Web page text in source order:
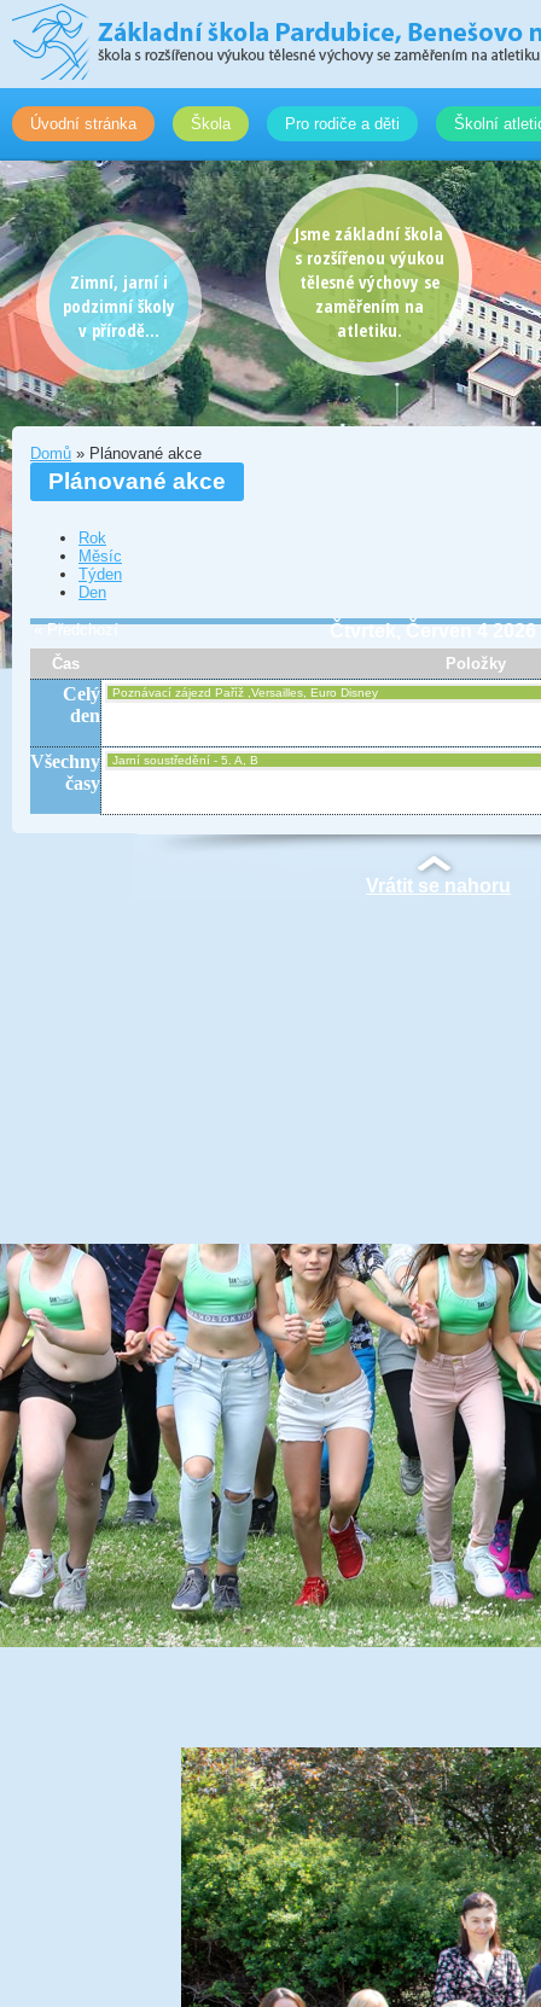
Úvodní stránka Škola Pro rodiče a děti Školní
Zimní, jarní i
podzimní školy
v přírodě...
Jsme základní škola
s rozšířenou výukou
tělesné výchovy se
zaměřením na
atletiku.
Domů » Plánované akce
Plánované akce
Rok
Měsíc
Týden
Den
« Předchozí Čtvrtek, Červen 4 2026
Čas Položky
Celý
den
Poznávací zájezd Paříž ,Versailles, Euro Disney
Všechny
časy
Jarní soustředění - 5. A, B
Vrátit se nahoru